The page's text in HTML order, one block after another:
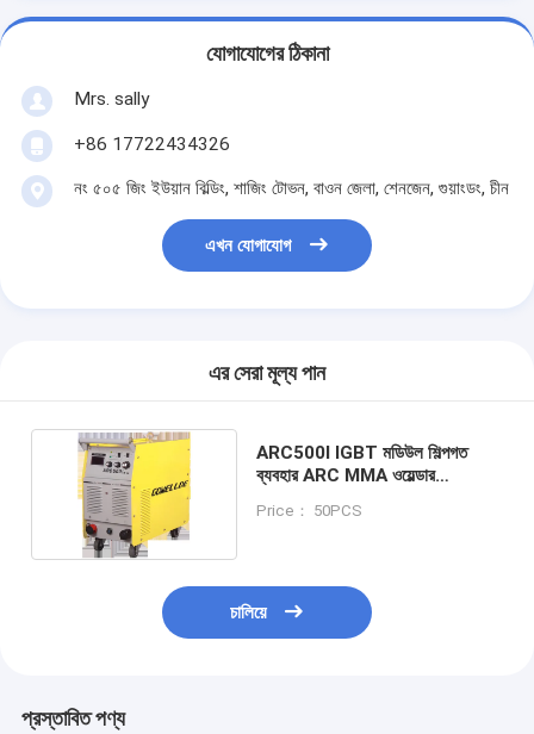
যোগাযোগের ঠিকানা
Mrs. sally
+86 17722434326
নং ৫০৫ জিং ইউয়ান বিল্ডিং, শাজিং টোভন, বাওন জেলা, শেনজেন, গুয়াংডং, চীন
এখন যোগাযোগ
এর সেরা মূল্য পান
ARC500I IGBT মডিউল শিল্পগত
ব্যবহার ARC MMA ওয়েল্ডার
Price： 50PCS
চালিয়ে
প্রস্তাবিত পণ্য